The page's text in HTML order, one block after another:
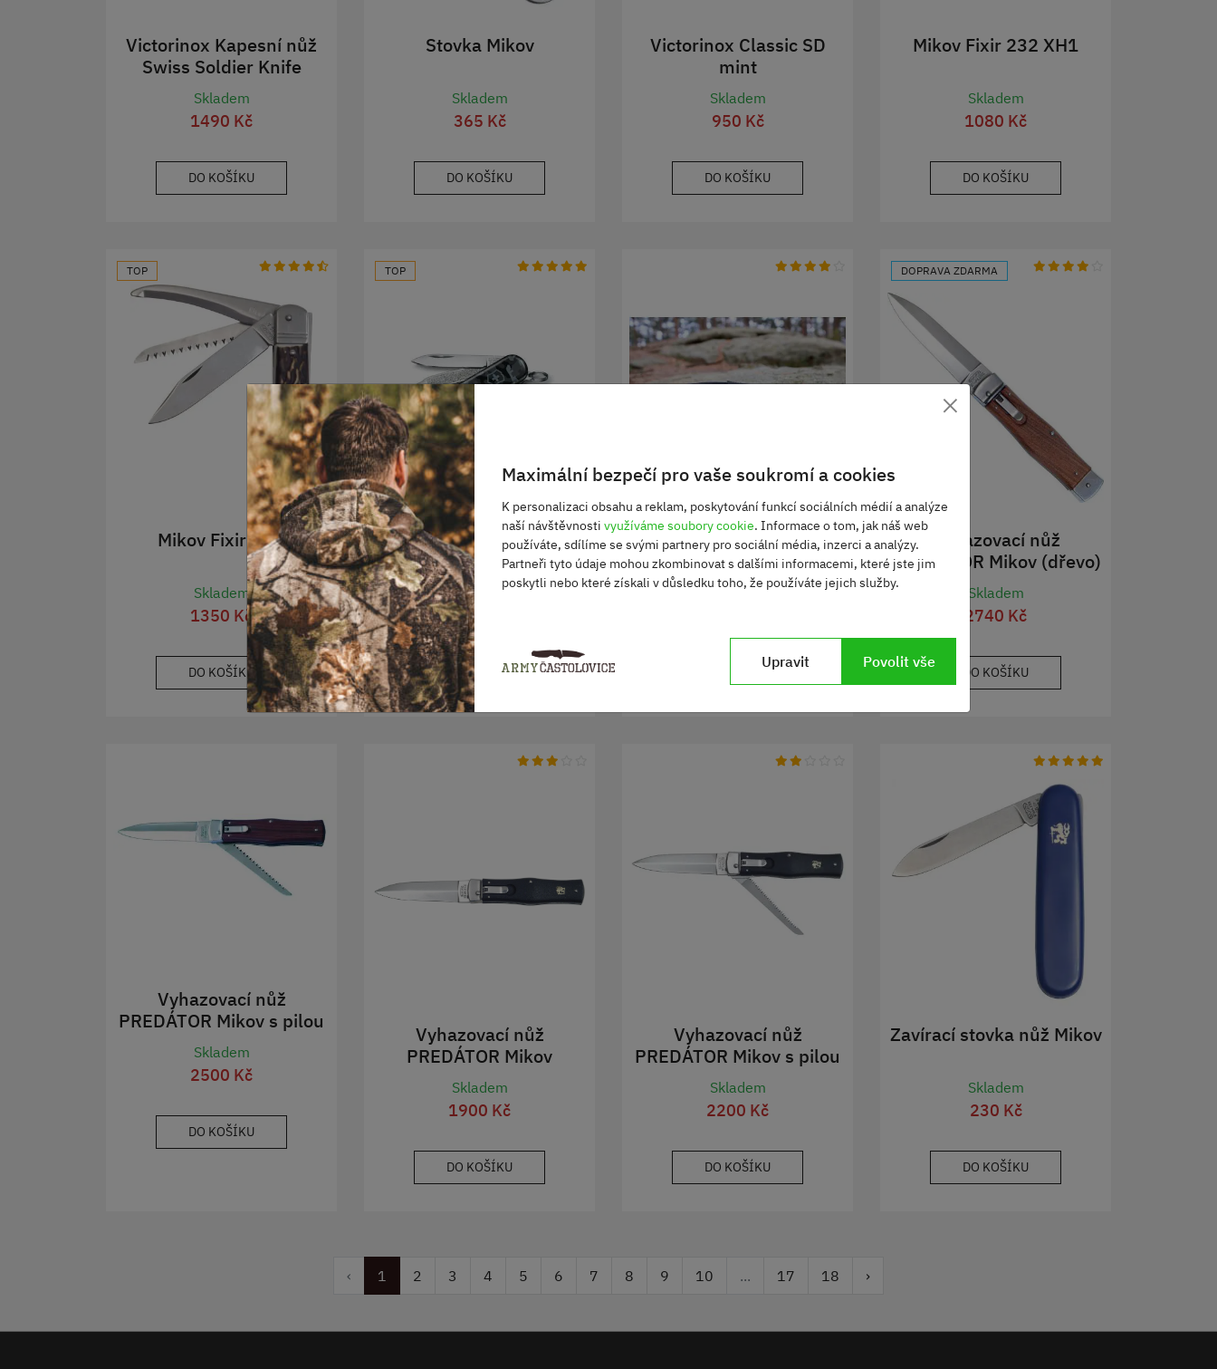
Victorinox Kapesní nůž
Swiss Soldier Knife
Skladem
1490 Kč
DO KOŠÍKU
Stovka Mikov
Skladem
365 Kč
DO KOŠÍKU
Victorinox Classic SD
mint
Skladem
950 Kč
DO KOŠÍKU
Mikov Fixir 232 XH1
Skladem
1080 Kč
DO KOŠÍKU
TOP
Mikov Fixir XH3
Skladem
1350 Kč
DO KOŠÍKU
TOP
Victorinox SD Classic
Navy Camuflage
Skladem
650 Kč
DO KOŠÍKU
Nůž CARDSHARP
Skladem
DO KOŠÍKU
DOPRAVA ZDARMA
Vyhazovací nůž
PREDÁTOR Mikov (dřevo)
HAMMER
Skladem
2740 Kč
DO KOŠÍKU
Vyhazovací nůž
PREDÁTOR Mikov s pilou
(dřevo)
Skladem
2500 Kč
DO KOŠÍKU
Vyhazovací nůž
PREDÁTOR Mikov
Skladem
1900 Kč
DO KOŠÍKU
Vyhazovací nůž
PREDÁTOR Mikov s pilou
Skladem
2200 Kč
DO KOŠÍKU
Zavírací stovka nůž Mikov
Skladem
230 Kč
DO KOŠÍKU
‹ 1 2 3 4 5 6 7 8 9 10 ... 17 18 ›
×
Maximální bezpečí pro vaše soukromí a cookies
K personalizaci obsahu a reklam, poskytování funkcí sociálních médií a analýze
naší návštěvnosti využíváme soubory cookie. Informace o tom, jak náš web
používáte, sdílíme se svými partnery pro sociální média, inzerci a analýzy.
Partneři tyto údaje mohou zkombinovat s dalšími informacemi, které jste jim
poskytli nebo které získali v důsledku toho, že používáte jejich služby.
Upravit Povolit vše